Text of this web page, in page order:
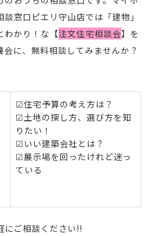
窓口ピエリ守山店では「建物」
わかり！な【注文住宅相談会】を
に、無料相談してみませんか？
☑住宅予算の考え方は？
☑土地の探し方、選び方を知
りたい！
☑いい建築会社とは？
☑展示場を回ったけれど迷っ
ている
にご相談ください!!